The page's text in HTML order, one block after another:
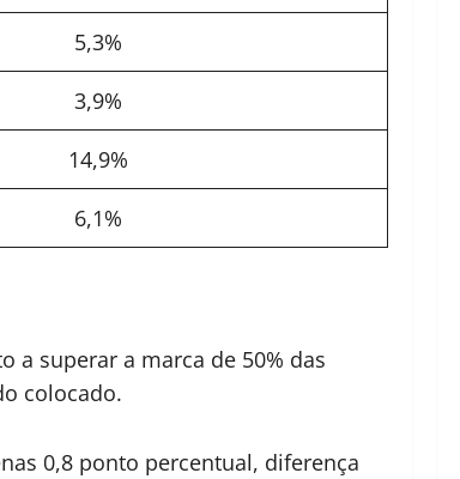
5,3%
3,9%
14,9%
6,1%
a superar a marca de 50% das
colocado.
0,8 ponto percentual, diferença